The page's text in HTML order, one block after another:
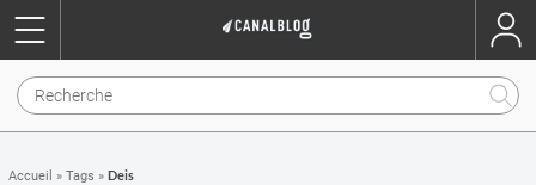
Accueil » Tags » Deis